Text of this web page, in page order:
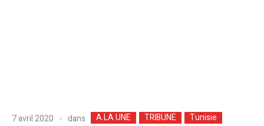
7 avril 2020 dans A LA UNE TRIBUNE Tunisie